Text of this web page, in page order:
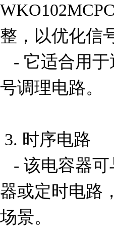
整，以优化信
号调理电路。
器或定时电路
场景。